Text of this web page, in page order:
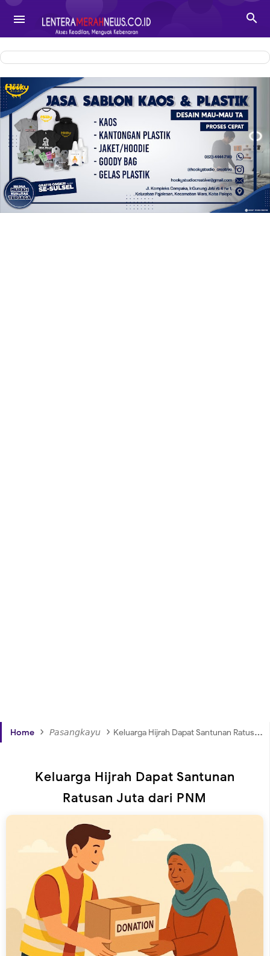
-->
 
Home › 𝘗𝘢𝘴𝘢𝘯𝘨𝘬𝘢𝘺𝘶 › Keluarga Hijrah Dapat Santunan Ratusan Juta dari PNM
Keluarga Hijrah Dapat Santunan
Ratusan Juta dari PNM